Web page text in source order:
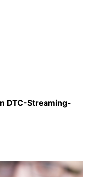
DTC-Streaming-